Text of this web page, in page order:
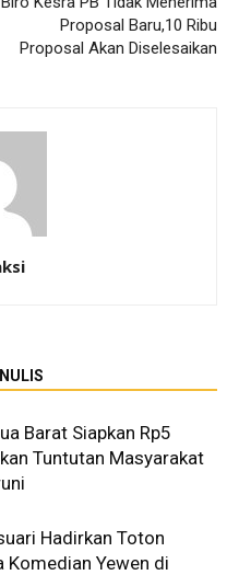
Proposal Baru,10 Ribu
Proposal Akan Diselesaikan
Barat Siapkan Rp5
Tuntutan Masyarakat
Hadirkan Toton
Komedian Yewen di